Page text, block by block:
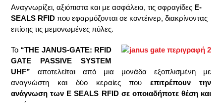
Αναγνωρίζει, αξιόπιστα και με ασφάλεια, τις σφραγίδες E-
SEALS RFID που εφαρμόζονται σε κοντέινερ, διακρίνοντας
επίσης τις μεμονωμένες πύλες.
Το “THE JANUS-GATE: RFID
GATE PASSIVE SYSTEM
UHF” αποτελείται από μια μονάδα εξοπλισμένη με
αναγνώστη και δύο κεραίες που επιτρέπουν την
ανάγνωση των E SEALS RFID σε οποιαδήποτε θέση και